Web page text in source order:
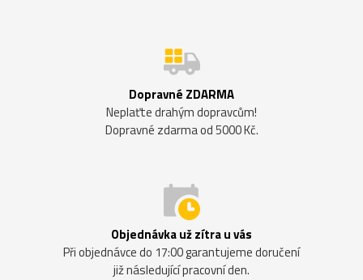
Dopravné ZDARMA
Neplaťte drahým dopravcům!
Dopravné zdarma od 5000 Kč.
Objednávka už zítra u vás
Při objednávce do 17:00 garantujeme doručení
již následující pracovní den.